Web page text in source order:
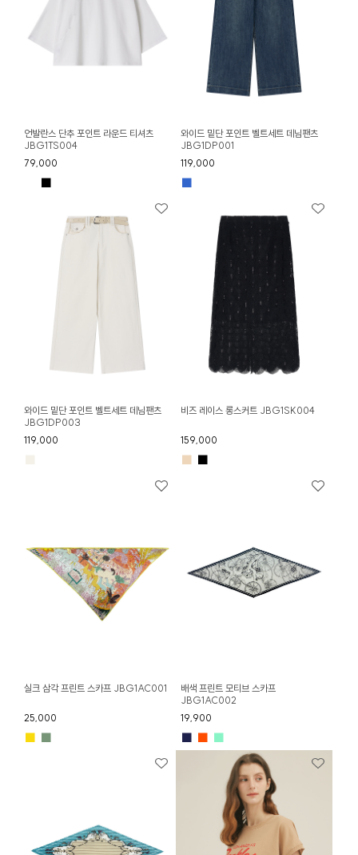
언발란스 단추 포인트 라운드 티셔츠
JBG1TS004
79,000
■
와이드 밑단 포인트 벨트세트 데님팬츠
JBG1DP001
119,000
■
와이드 밑단 포인트 벨트세트 데님팬츠
JBG1DP003
119,000
비즈 레이스 롱스커트 JBG1SK004
159,000
■ ■
실크 삼각 프린트 스카프 JBG1AC001
25,000
■ ■
배색 프린트 모티브 스카프
JBG1AC002
19,900
■ ■ ■